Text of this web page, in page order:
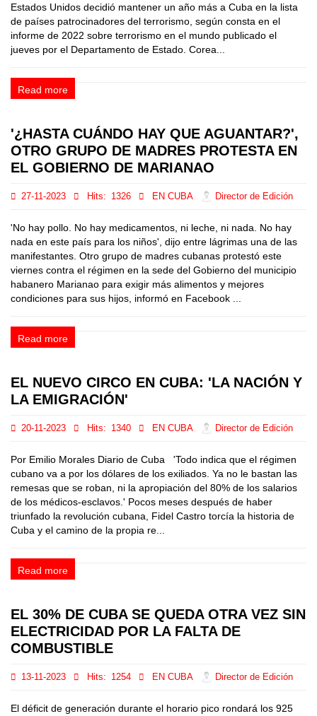
Estados Unidos decidió mantener un año más a Cuba en la lista
de países patrocinadores del terrorismo, según consta en el
informe de 2022 sobre terrorismo en el mundo publicado el
jueves por el Departamento de Estado. Corea...
Read more
'¿HASTA CUÁNDO HAY QUE AGUANTAR?',
OTRO GRUPO DE MADRES PROTESTA EN
EL GOBIERNO DE MARIANAO
27-11-2023 Hits: 1326 EN CUBA Director de Edición
'No hay pollo. No hay medicamentos, ni leche, ni nada. No hay
nada en este país para los niños', dijo entre lágrimas una de las
manifestantes. Otro grupo de madres cubanas protestó este
viernes contra el régimen en la sede del Gobierno del municipio
habanero Marianao para exigir más alimentos y mejores
condiciones para sus hijos, informó en Facebook ...
Read more
EL NUEVO CIRCO EN CUBA: 'LA NACIÓN Y
LA EMIGRACIÓN'
20-11-2023 Hits: 1340 EN CUBA Director de Edición
Por Emilio Morales Diario de Cuba 'Todo indica que el régimen
cubano va a por los dólares de los exiliados. Ya no le bastan las
remesas que se roban, ni la apropiación del 80% de los salarios
de los médicos-esclavos.' Pocos meses después de haber
triunfado la revolución cubana, Fidel Castro torcía la historia de
Cuba y el camino de la propia re...
Read more
EL 30% DE CUBA SE QUEDA OTRA VEZ SIN
ELECTRICIDAD POR LA FALTA DE
COMBUSTIBLE
13-11-2023 Hits: 1254 EN CUBA Director de Edición
El déficit de generación durante el horario pico rondará los 925